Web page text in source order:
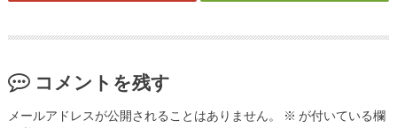
コメントを残す
メールアドレスが公開されることはありません。 ※ が付いている欄